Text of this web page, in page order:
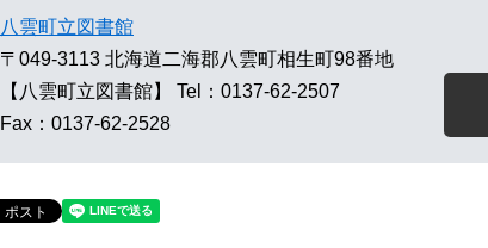
八雲町立図書館
〒049-3113 北海道二海郡八雲町相生町98番地
【八雲町立図書館】
Tel：0137-62-2507
Fax：0137-62-2528